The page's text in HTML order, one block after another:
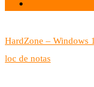
HardZone – Windows
loc de notas